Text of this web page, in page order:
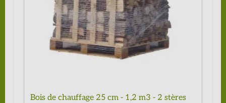
Bois de chauffage 25 cm - 1,2 m3 - 2 stères